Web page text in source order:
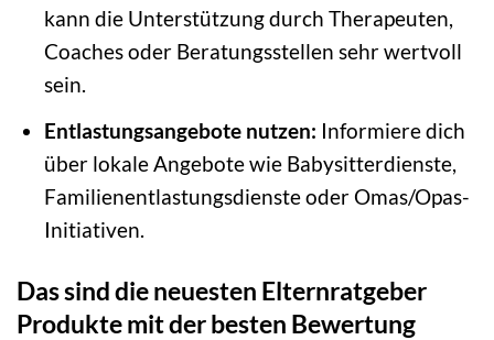
kann die Unterstützung durch Therapeuten,
Coaches oder Beratungsstellen sehr wertvoll
sein.
Entlastungsangebote nutzen: Informiere dich
über lokale Angebote wie Babysitterdienste,
Familienentlastungsdienste oder Omas/Opas-
Initiativen.
Das sind die neuesten Elternratgeber
Produkte mit der besten Bewertung